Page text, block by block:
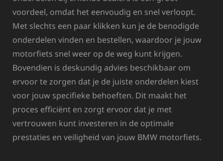
voordeel, omdat het eenvoudig en snel verloopt.
Met slechts een paar klikken kun je de benodigde
onderdelen vinden en bestellen, waardoor je jouw
motorfiets snel weer op de weg kunt krijgen.
Bovendien is deskundig advies beschikbaar om
ervoor te zorgen dat je de juiste onderdelen kiest
voor jouw specifieke behoeften. Dit maakt het
proces efficiënt en zorgt ervoor dat je met
vertrouwen kunt investeren in de optimale
prestaties en veiligheid van jouw BMW motorfiets.